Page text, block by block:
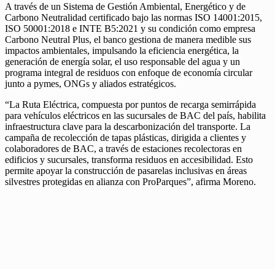
A través de un Sistema de Gestión Ambiental, Energético y de
Carbono Neutralidad certificado bajo las normas ISO 14001:2015,
ISO 50001:2018 e INTE B5:2021 y su condición como empresa
Carbono Neutral Plus, el banco gestiona de manera medible sus
impactos ambientales, impulsando la eficiencia energética, la
generación de energía solar, el uso responsable del agua y un
programa integral de residuos con enfoque de economía circular
junto a pymes, ONGs y aliados estratégicos.
“La Ruta Eléctrica, compuesta por puntos de recarga semirrápida
para vehículos eléctricos en las sucursales de BAC del país, habilita
infraestructura clave para la descarbonización del transporte. La
campaña de recolección de tapas plásticas, dirigida a clientes y
colaboradores de BAC, a través de estaciones recolectoras en
edificios y sucursales, transforma residuos en accesibilidad. Esto
permite apoyar la construcción de pasarelas inclusivas en áreas
silvestres protegidas en alianza con ProParques”, afirma Moreno.